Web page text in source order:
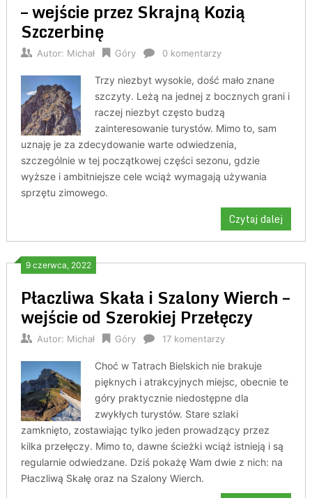
– wejście przez Skrajną Kozią
Szczerbinę
Autor: Michał Góry 0 komentarzy
Trzy niezbyt wysokie, dość mało znane
szczyty. Leżą na jednej z bocznych grani i
raczej niezbyt często budzą
zainteresowanie turystów. Mimo to, sam
uznaję je za zdecydowanie warte odwiedzenia,
szczególnie w tej początkowej części sezonu, gdzie
wyższe i ambitniejsze cele wciąż wymagają używania
sprzętu zimowego.
Czytaj dalej
9 czerwca, 2022
Płaczliwa Skała i Szalony Wierch –
wejście od Szerokiej Przełęczy
Autor: Michał Góry 17 komentarzy
Choć w Tatrach Bielskich nie brakuje
pięknych i atrakcyjnych miejsc, obecnie te
góry praktycznie niedostępne dla
zwykłych turystów. Stare szlaki
zamknięto, zostawiając tylko jeden prowadzący przez
kilka przełęczy. Mimo to, dawne ścieżki wciąż istnieją i są
regularnie odwiedzane. Dziś pokażę Wam dwie z nich: na
Płaczliwą Skałę oraz na Szalony Wierch.